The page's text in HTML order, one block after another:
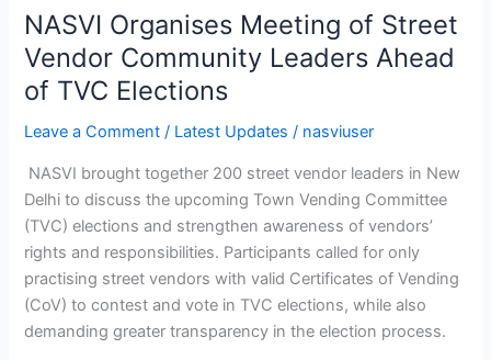
NASVI Organises Meeting of Street
Vendor Community Leaders Ahead
of TVC Elections
Leave a Comment / Latest Updates / nasviuser
NASVI brought together 200 street vendor leaders in New
Delhi to discuss the upcoming Town Vending Committee
(TVC) elections and strengthen awareness of vendors’
rights and responsibilities. Participants called for only
practising street vendors with valid Certificates of Vending
(CoV) to contest and vote in TVC elections, while also
demanding greater transparency in the election process.
TVC
Elections